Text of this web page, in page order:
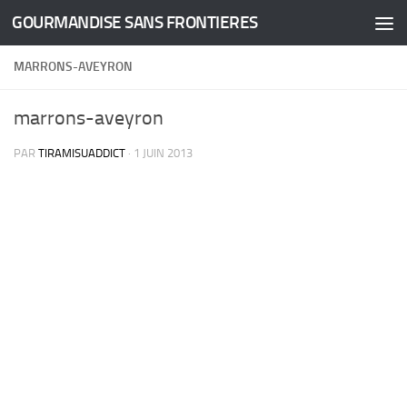
Skip to content
GOURMANDISE SANS FRONTIERES
MARRONS-AVEYRON
marrons-aveyron
PAR TIRAMISUADDICT · 1 JUIN 2013